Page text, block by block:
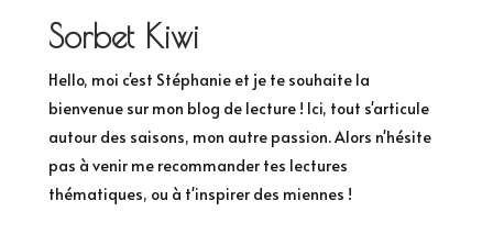
Sorbet Kiwi
Hello, moi c'est Stéphanie et je te souhaite la
bienvenue sur mon blog de lecture ! Ici, tout s'articule
autour des saisons, mon autre passion. Alors n'hésite
pas à venir me recommander tes lectures
thématiques, ou à t'inspirer des miennes !